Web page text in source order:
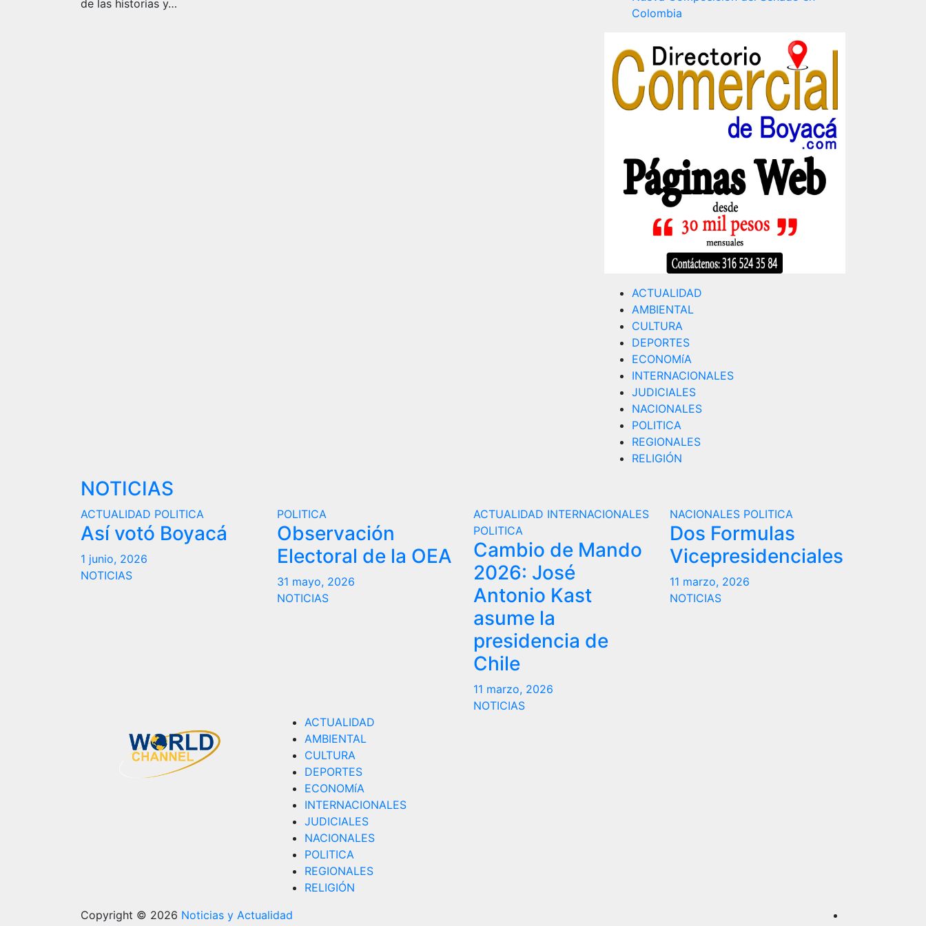
de las historias y…
Colombia
ACTUALIDAD
AMBIENTAL
CULTURA
DEPORTES
ECONOMíA
INTERNACIONALES
JUDICIALES
NACIONALES
POLITICA
REGIONALES
RELIGIÓN
NOTICIAS
ACTUALIDAD POLITICA
Así votó Boyacá
1 junio, 2026
NOTICIAS
POLITICA
Observación
Electoral de la OEA
31 mayo, 2026
NOTICIAS
ACTUALIDAD INTERNACIONALES
POLITICA
Cambio de Mando
2026: José
Antonio Kast
asume la
presidencia de
Chile
11 marzo, 2026
NOTICIAS
NACIONALES POLITICA
Dos Formulas
Vicepresidenciales
11 marzo, 2026
NOTICIAS
ACTUALIDAD
AMBIENTAL
CULTURA
DEPORTES
ECONOMíA
INTERNACIONALES
JUDICIALES
NACIONALES
POLITICA
REGIONALES
RELIGIÓN
Copyright © 2026 Noticias y Actualidad